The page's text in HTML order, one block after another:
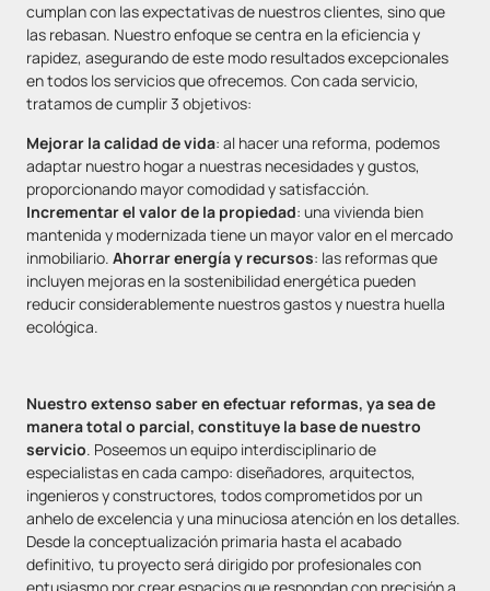
cumplan con las expectativas de nuestros clientes, sino que
las rebasan. Nuestro enfoque se centra en la eficiencia y
rapidez, asegurando de este modo resultados excepcionales
en todos los servicios que ofrecemos. Con cada servicio,
tratamos de cumplir 3 objetivos:
Mejorar la calidad de vida: al hacer una reforma, podemos
adaptar nuestro hogar a nuestras necesidades y gustos,
proporcionando mayor comodidad y satisfacción.
Incrementar el valor de la propiedad: una vivienda bien
mantenida y modernizada tiene un mayor valor en el mercado
inmobiliario. Ahorrar energía y recursos: las reformas que
incluyen mejoras en la sostenibilidad energética pueden
reducir considerablemente nuestros gastos y nuestra huella
ecológica.
Nuestro extenso saber en efectuar reformas, ya sea de
manera total o parcial, constituye la base de nuestro
servicio. Poseemos un equipo interdisciplinario de
especialistas en cada campo: diseñadores, arquitectos,
ingenieros y constructores, todos comprometidos por un
anhelo de excelencia y una minuciosa atención en los detalles.
Desde la conceptualización primaria hasta el acabado
definitivo, tu proyecto será dirigido por profesionales con
entusiasmo por crear espacios que respondan con precisión a